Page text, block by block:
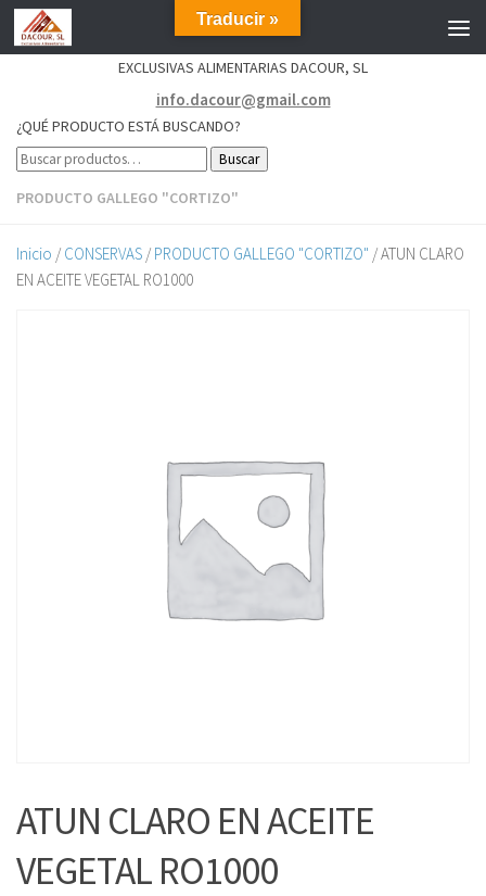
EXCLUSIVAS ALIMENTARIAS DACOUR, SL
info.dacour@gmail.com
¿QUÉ PRODUCTO ESTÁ BUSCANDO?
Buscar
PRODUCTO GALLEGO "CORTIZO"
Inicio / CONSERVAS / PRODUCTO GALLEGO "CORTIZO" / ATUN CLARO
EN ACEITE VEGETAL RO1000
ATUN CLARO EN ACEITE
VEGETAL RO1000
Traducir »